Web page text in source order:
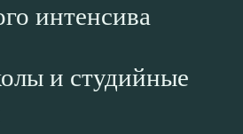
интенсива
и студийные